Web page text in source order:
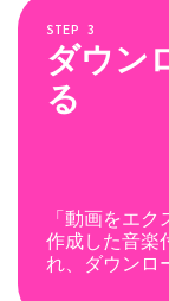
STEP 3
ダウン
る
「動画をエ
作成した音楽
れ、ダウンロ